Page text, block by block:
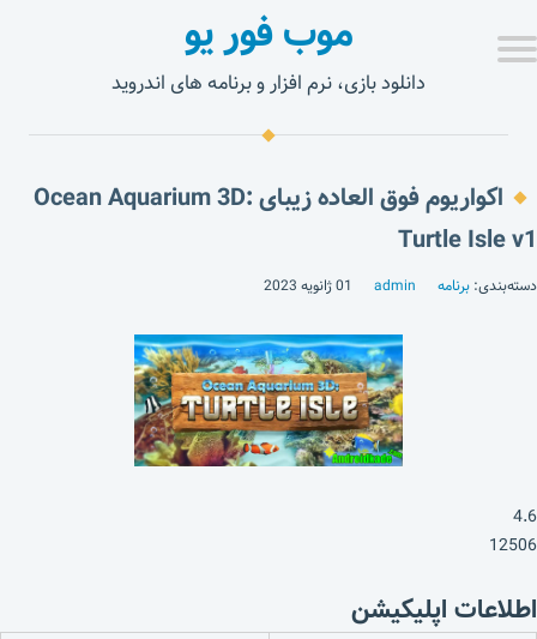
موب فور یو
دانلود بازی، نرم افزار و برنامه های اندروید
اکواریوم فوق العاده زیبای Ocean Aquarium 3D:
Turtle Isle v1
دسته‌بندی: برنامه admin 01 ژانویه 2023
4.6
12506
اطلاعات اپلیکیشن